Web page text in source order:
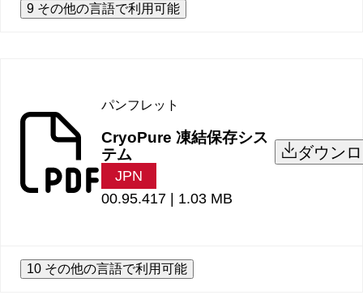
9 その他の言語で利用可能
パンフレット
CryoPure 凍結保存シス
テム
JPN
00.95.417 | 1.03 MB
ダウン
10 その他の言語で利用可能